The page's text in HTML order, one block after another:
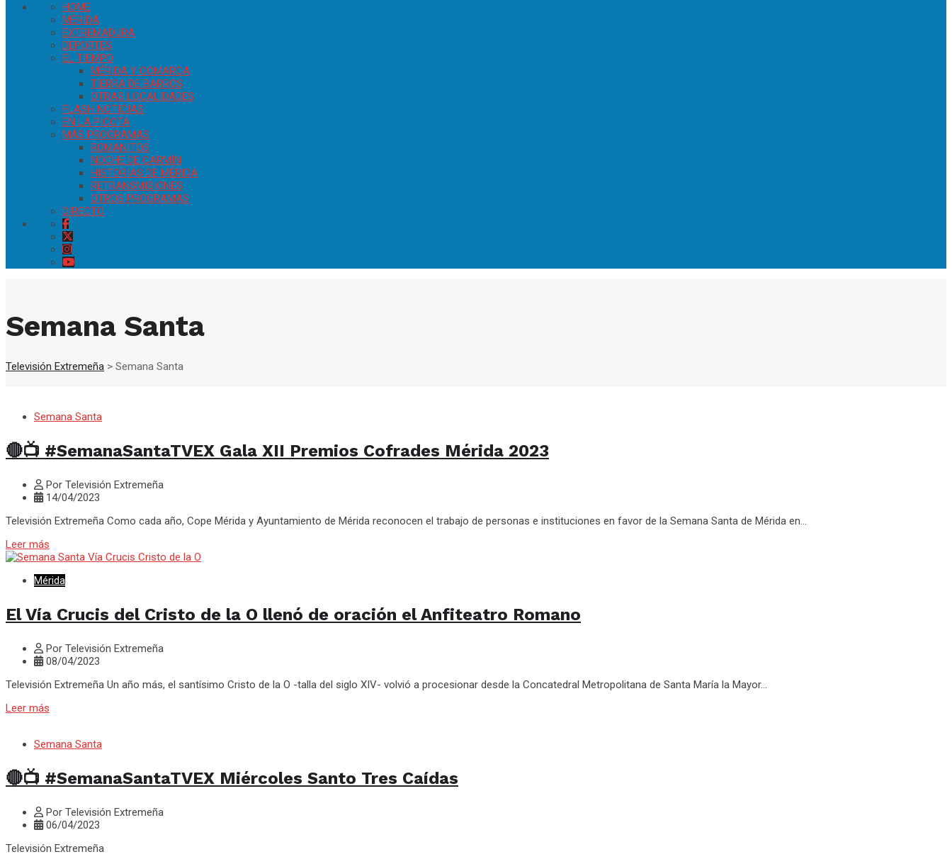
HOME
MÉRIDA
EXTREMADURA
DEPORTES
EL TIEMPO
MÉRIDA Y COMARCA
TIERRA DE BARROS
OTRAS LOCALIDADES
FLASH NOTICIAS
EN LA PICOTA
MÁS PROGRAMAS
ROMANITOS
NOCHE DE CARMÍN
HISTORIAS DE MÉRIDA
RETRANSMISIONES
OTROS PROGRAMAS
DIRECTO
Semana Santa
Televisión Extremeña > Semana Santa
Semana Santa
🔴📺 #SemanaSantaTVEX Gala XII Premios Cofrades Mérida 2023
Por Televisión Extremeña
14/04/2023
Televisión Extremeña Como cada año, Cope Mérida y Ayuntamiento de Mérida reconocen el trabajo de personas e instituciones en favor de la Semana Santa de Mérida en...
Leer más
Mérida
El Vía Crucis del Cristo de la O llenó de oración el Anfiteatro Romano
Por Televisión Extremeña
08/04/2023
Televisión Extremeña Un año más, el santísimo Cristo de la O -talla del siglo XIV- volvió a procesionar desde la Concatedral Metropolitana de Santa María la Mayor...
Leer más
Semana Santa
🔴📺 #SemanaSantaTVEX Miércoles Santo Tres Caídas
Por Televisión Extremeña
06/04/2023
Televisión Extremeña